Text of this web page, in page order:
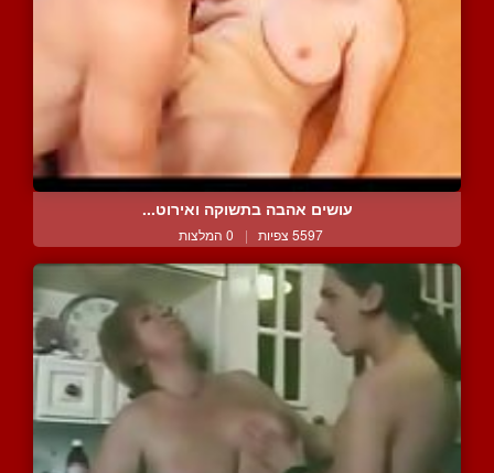
עושים אהבה בתשוקה ואירוט...
5597 צפיות | 0 המלצות